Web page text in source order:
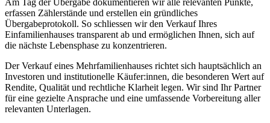
erfassen Zählerstände und erstellen ein gründliches
Übergabeprotokoll. So schliessen wir den Verkauf Ihres
Einfamilienhauses transparent ab und ermöglichen Ihnen, sich auf
die nächste Lebensphase zu konzentrieren.
Der Verkauf eines Mehrfamilienhauses richtet sich hauptsächlich an
Investoren und institutionelle Käufer:innen, die besonderen Wert auf
Rendite, Qualität und rechtliche Klarheit legen. Wir sind Ihr Partner
für eine gezielte Ansprache und eine umfassende Vorbereitung aller
relevanten Unterlagen.